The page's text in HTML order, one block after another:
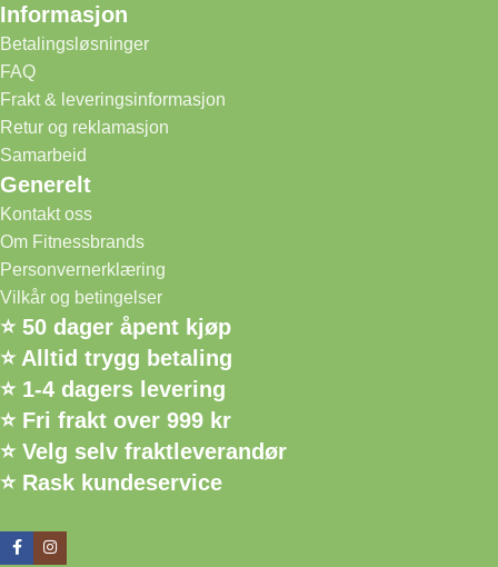
Informasjon
Betalingsløsninger
FAQ
Frakt & leveringsinformasjon
Retur og reklamasjon
Samarbeid
Generelt
Kontakt oss
Om Fitnessbrands
Personvernerklæring
Vilkår og betingelser
⭐ 50 dager åpent kjøp
⭐ Alltid trygg betaling
⭐ 1-4 dagers levering
⭐ Fri frakt over 999 kr
⭐ Velg selv fraktleverandør
⭐ Rask kundeservice